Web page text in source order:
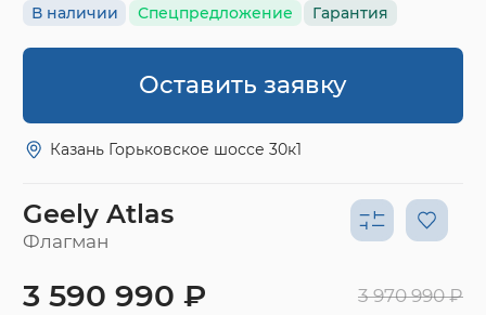
В наличии Спецпредложение Гарантия
Оставить заявку
Казань Горьковское шоссе 30к1
Geely Atlas
Флагман
3 590 990 ₽ 3 970 990 ₽